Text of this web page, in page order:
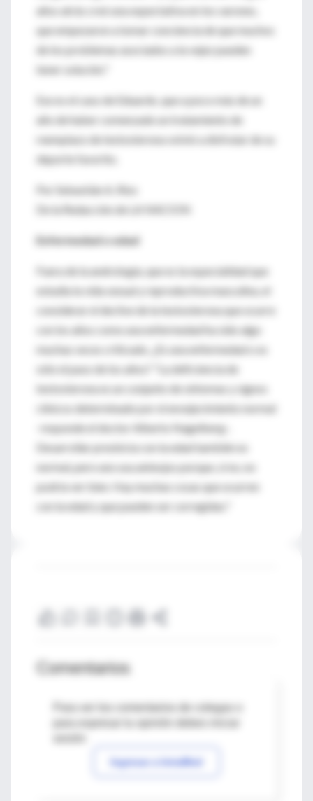
años atrás creó una expectativa en los varones,
que empezaron a tomar conciencia de que muchos
de los problemas asociados a la vejez pueden
tener solución."
Ese es el caso de Eduardo, que a poco más de un
año de haber comenzado un tratamiento de
reemplazo de testosterona volvió a disfrutar de su
deporte favorito.
Por Sebastián A. Ríos
De la Redacción de LA NACION
Enfermedad o edad
Fuera de la andrología, que es la especialidad que
estudia la vida sexual y reproductiva masculina, el
considerar el declive de la testosterona que ocurre
con los años como una enfermedad ha sido algo
muchas veces criticado. ¿Es una enfermedad o es
sólo el paso de los años? "La deficiencia de
testosterona es un conjunto de síntomas y signos
clínicos determinado por el envejecimiento normal
-responde el doctor Alberto Nagelberg-.
Desarrollar presbicia con la edad también es
normal, pero uno usa anteojos porque, si no, no
podría ver bien. Hay muchas cosas que ocurren
con la edad y que pueden ser corregidas."
Comentarios
Para ver los comentarios de colegas o
Ingresar a IntraMed